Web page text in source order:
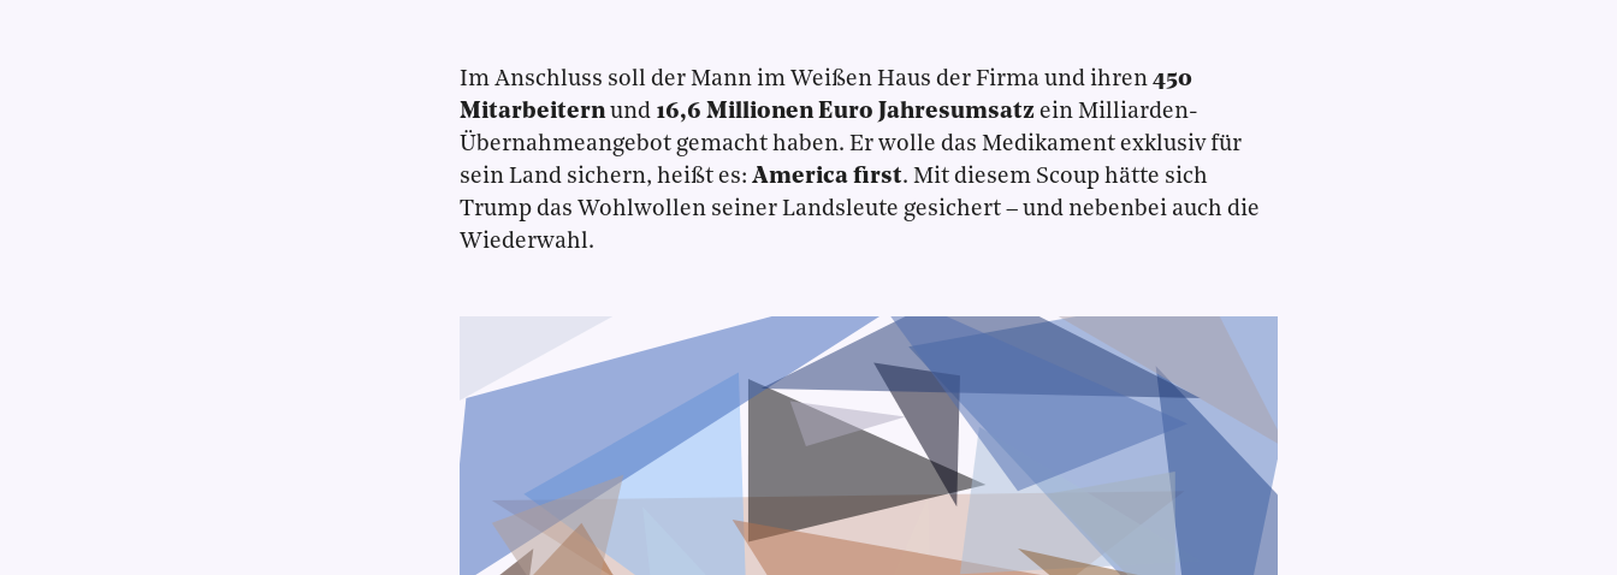
Im Anschluss soll der Mann im Weißen Haus der Firma und ihren 450
Mitarbeiternund 16,6 Millionen Euro Jahresumsatz ein Milliarden-
Übernahmeangebot gemacht haben. Er wolle das Medikament exklusiv für
sein Land sichern, heißt es: America first. Mit diesem Scoup hätte sich
Trump das Wohlwollen seiner Landsleute gesichert – und nebenbei auch die
Wiederwahl.